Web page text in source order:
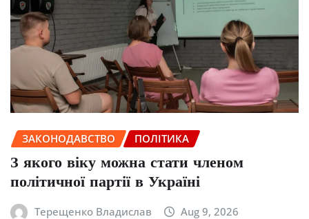
ЗАКОНОДАВСТВО ПОЛІТИКА
З якого віку можна стати членом
політичної партії в Україні
Терещенко Владислав Aug 9, 2026